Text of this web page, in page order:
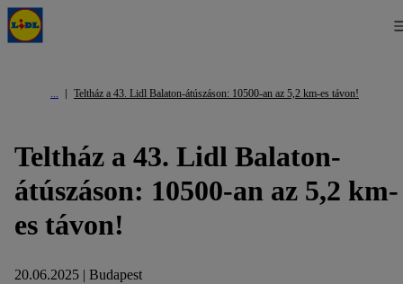
Teltház a 43. Lidl Balaton-átúszáson: 10500-an az 5,2 km-es távon!
Teltház a 43. Lidl Balaton-
átúszáson: 10500-an az 5,2 km-
es távon!
20.06.2025 | Budapest